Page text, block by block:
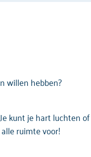
willenhebben?
kuntje hartluchtenof
ruimtevoor!